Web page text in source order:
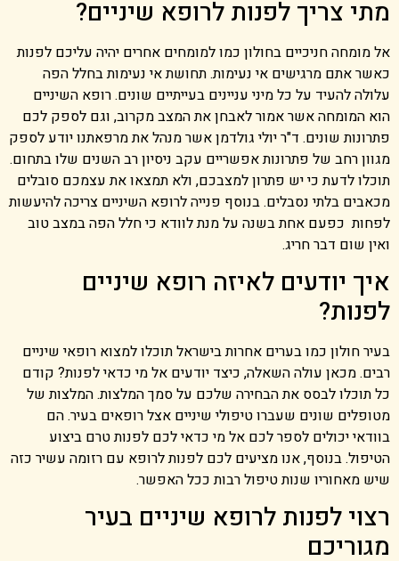
מתי צריך לפנות לרופא שיניים?
אל מומחה חניכיים בחולון כמו למומחים אחרים יהיה עליכם לפנות
כאשר אתם מרגישים אי נעימות. תחושת אי נעימות בחלל הפה
עלולה להעיד על כל מיני עניינים בעייתיים שונים. רופא השיניים
הוא המומחה אשר אמור לאבחן את המצב מקרוב, וגם לספק לכם
פתרונות שונים. ד"ר יולי גולדמן אשר מנהל את מרפאתנו יודע לספק
מגוון רחב של פתרונות אפשריים עקב ניסיון רב השנים שלו בתחום.
תוכלו לדעת כי יש פתרון למצבכם, ולא תמצאו את עצמכם סובלים
מכאבים בלתי נסבלים. בנוסף פנייה לרופא השיניים צריכה להיעשות
לפחות כפעם אחת בשנה על מנת לוודא כי חלל הפה במצב טוב
ואין שום דבר חריג.
איך יודעים לאיזה רופא שיניים
לפנות?
בעיר חולון כמו בערים אחרות בישראל תוכלו למצוא רופאי שיניים
רבים. מכאן עולה השאלה, כיצד יודעים אל מי כדאי לפנות? קודם
כל תוכלו לבסס את הבחירה שלכם על סמך המלצות. המלצות של
מטופלים שונים שעברו טיפולי שיניים אצל רופאים בעיר. הם
בוודאי יכולים לספר לכם אל מי כדאי לכם לפנות טרם ביצוע
הטיפול. בנוסף, אנו מציעים לכם לפנות לרופא עם רזומה עשיר כזה
שיש מאחוריו שנות טיפול רבות ככל האפשר.
רצוי לפנות לרופא שיניים בעיר
מגוריכם